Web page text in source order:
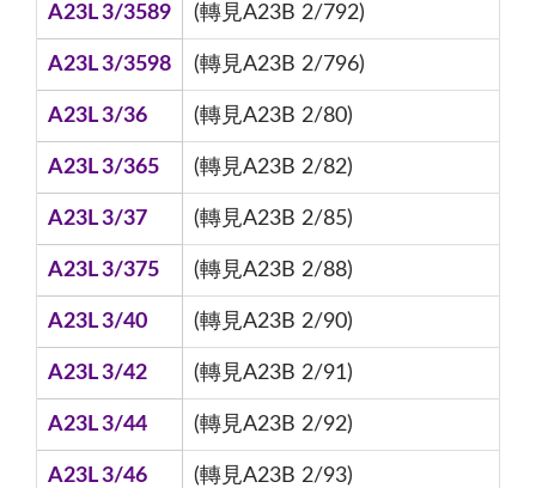
A23L 3/3589 (轉見A23B 2/792)
A23L 3/3598 (轉見A23B 2/796)
A23L 3/36 (轉見A23B 2/80)
A23L 3/365 (轉見A23B 2/82)
A23L 3/37 (轉見A23B 2/85)
A23L 3/375 (轉見A23B 2/88)
A23L 3/40 (轉見A23B 2/90)
A23L 3/42 (轉見A23B 2/91)
A23L 3/44 (轉見A23B 2/92)
A23L 3/46 (轉見A23B 2/93)